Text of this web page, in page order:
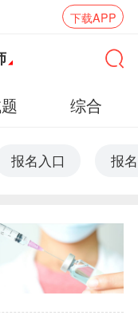
下载APP
综合
报名入口 报